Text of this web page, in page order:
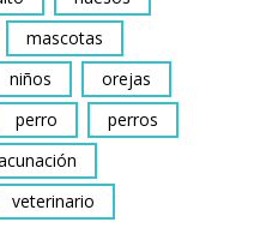
mascotas
niños
orejas
perro
perros
veterinario